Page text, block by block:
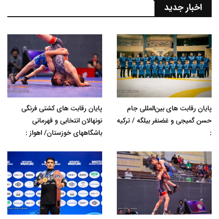
اخبار جدید
پایان رقابت های بین‌المللی جام
حسن گمیجی و غضنفر بیلگه / ترکیه
:
پایان رقابت های کشتی فرنگی
نونهالان انتخابی و قهرمانی
باشگاههای خوزستان/ اهواز :